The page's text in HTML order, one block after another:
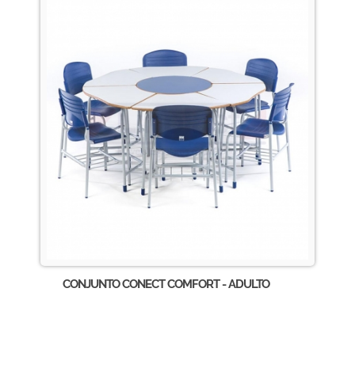
CONJUNTO CONECT COMFORT - ADULTO